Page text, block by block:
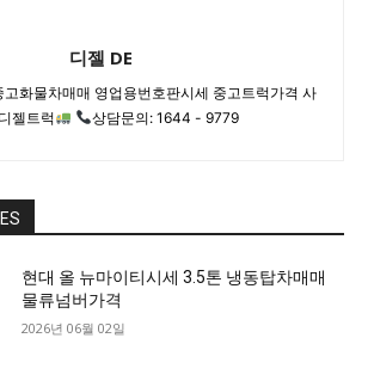
디젤 DE
고화물차매매 영업용번호판시세 중고트럭가격 사
젤트럭
상담문의: 1644 - 9779
현대 올 뉴마이티시세 3.5톤 냉동탑차매매
물류넘버가격
2026년 06월 02일